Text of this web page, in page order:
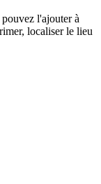
l'ajouter à
localiser le lieu